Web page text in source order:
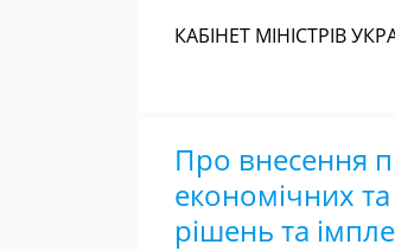
КАБІНЕТ МІНІСТРІВ
Про внесення
економічних
рішень та